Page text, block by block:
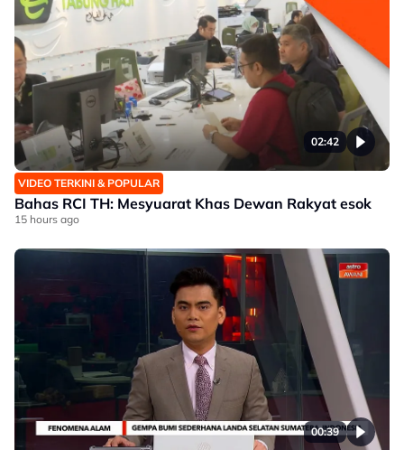
02:42
VIDEO TERKINI & POPULAR
Bahas RCI TH: Mesyuarat Khas Dewan Rakyat esok
15 hours ago
00:39